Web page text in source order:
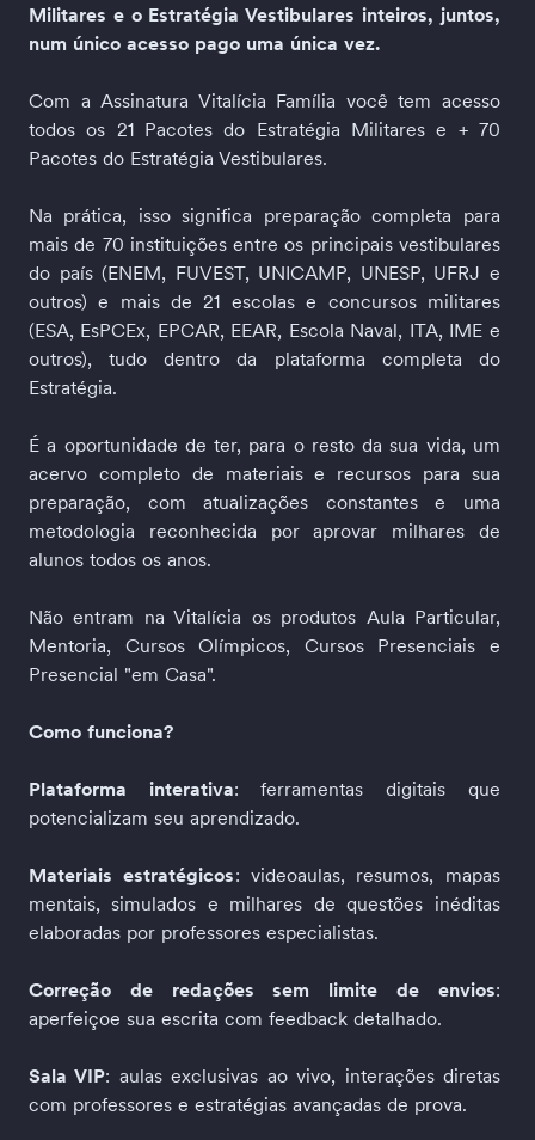
Militares e o Estratégia Vestibulares inteiros, juntos,
num único acesso pago uma única vez.
Com a Assinatura Vitalícia Família você tem acesso
todos os 21 Pacotes do Estratégia Militares e + 70
Pacotes do Estratégia Vestibulares.
Na prática, isso significa preparação completa para
mais de 70 instituições entre os principais vestibulares
do país (ENEM, FUVEST, UNICAMP, UNESP, UFRJ e
outros) e mais de 21 escolas e concursos militares
(ESA, EsPCEx, EPCAR, EEAR, Escola Naval, ITA, IME e
outros), tudo dentro da plataforma completa do
Estratégia.
É a oportunidade de ter, para o resto da sua vida, um
acervo completo de materiais e recursos para sua
preparação, com atualizações constantes e uma
metodologia reconhecida por aprovar milhares de
alunos todos os anos.
Não entram na Vitalícia os produtos Aula Particular,
Mentoria, Cursos Olímpicos, Cursos Presenciais e
Presencial "em Casa".
Como funciona?
Plataforma interativa: ferramentas digitais que
potencializam seu aprendizado.
Materiais estratégicos: videoaulas, resumos, mapas
mentais, simulados e milhares de questões inéditas
elaboradas por professores especialistas.
Correção de redações sem limite de envios:
aperfeiçoe sua escrita com feedback detalhado.
Sala VIP: aulas exclusivas ao vivo, interações diretas
com professores e estratégias avançadas de prova.